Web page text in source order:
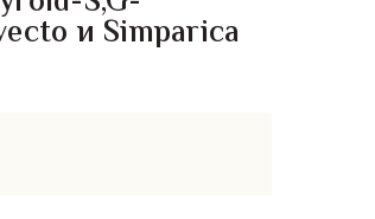
и Simparica